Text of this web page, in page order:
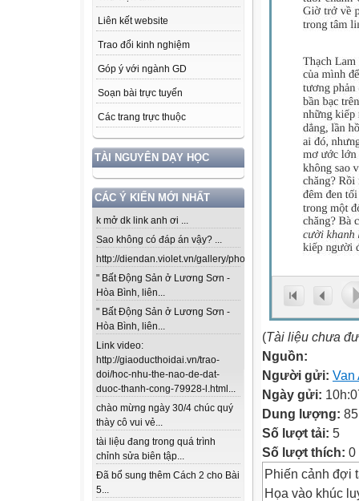
Liên kết website
Trao đổi kinh nghiệm
Góp ý với ngành GD
Soạn bài trực tuyến
Các trang trực thuộc
TÀI NGUYÊN DẠY HỌC
CÁC Ý KIẾN MỚI NHẤT
k mở dk link anh ơi ...
Sao không có đáp án vậy? ...
http://diendan.violet.vn/gallery/photos/302...
" Bất Động Sản ở Lương Sơn -
Hòa Bình, liên...
" Bất Động Sản ở Lương Sơn -
Hòa Bình, liên...
Link video:
http://giaoducthoidai.vn/trao-
doi/hoc-nhu-the-nao-de-dat-
duoc-thanh-cong-79928-l.html...
chào mừng ngày 30/4 chúc quý
thày cô vui vẻ...
tài liệu đang trong quá trình
chỉnh sửa biên tập...
Đã bổ sung thêm Cách 2 cho Bài
5...
(Tài liệu chưa
Nguồn:
Người gửi: Van
Ngày gửi:
Dung lượng:
Số lượt tải: 5
Số lượt thích: 0
Phiến cảnh đợi
Họa vào khúc